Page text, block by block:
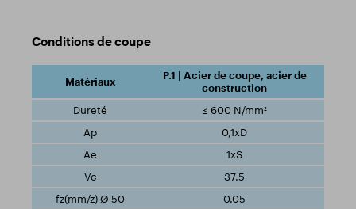
Conditions de coupe
P.1 | Acier de coupe, acier de
construction
≤ 600 N/mm²
0,1xD
1xS
37.5
0.05